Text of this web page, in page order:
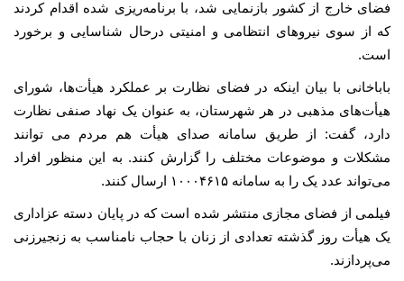
فضای خارج از کشور بازنمایی شد، با برنامه‌ریزی شده اقدام کردند
که از سوی نیروهای انتظامی و امنیتی درحال شناسایی و برخورد
است.
باباخانی با بیان اینکه در فضای نظارت بر عملکرد هیأت‌ها، شورای
هیأت‌های مذهبی در هر شهرستان‌، به عنوان یک نهاد صنفی نظارت
دارد، گفت: از طریق سامانه صدای هیأت هم مردم می توانند
مشکلات و موضوعات مختلف را گزارش کنند. به این منظور افراد
می‌تواند عدد یک را به سامانه ۱۰۰۰۴۶۱۵ ارسال کنند.
فیلمی از فضای مجازی منتشر شده است که در پایان دسته عزاداری
یک هیأت روز گذشته تعدادی از زنان با حجاب نامناسب به زنجیرزنی
می‌پردازند.